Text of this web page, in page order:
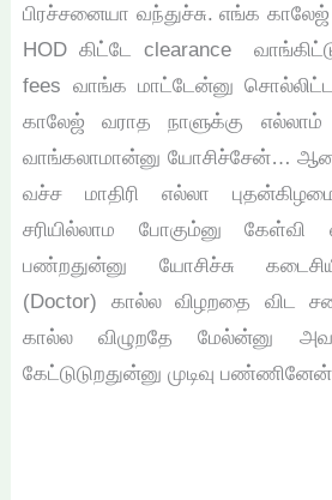
பிரச்சனையா வந்துச்சு.எங்க காலேஜ்
HOD கிட்டே clearance
fees வாங்க மாட்டேன்னு
காலேஜ் வராத நாளுக்கு எல்லாம்
வாங்கலாமான்னு யோசிச்சேன்…
வச்ச மாதிரி எல்லா
சரியில்லாம போகும்னு
பண்றதுன்னு யோசிச்சு
(Doctor) கால்ல விழறதை விட
கால்ல விழுறதே மேல்ன்னு
கேட்டுடுறதுன்னு முடிவு